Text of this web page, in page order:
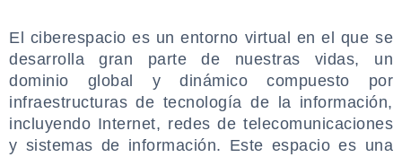
El ciberespacio es un entorno virtual en el que se
desarrolla gran parte de nuestras vidas, un
dominio global y dinámico compuesto por
infraestructuras de tecnología de la información,
incluyendo Internet, redes de telecomunicaciones
y sistemas de información. Este espacio es una